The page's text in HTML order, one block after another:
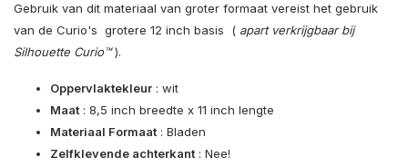
Gebruik van dit materiaal van groter formaat vereist het gebruik
van de Curio's grotere 12 inch basis ( apart verkrijgbaar bij
Silhouette Curio™).
Oppervlaktekleur : wit
Maat : 8,5 inch breedte x 11 inch lengte
Materiaal Formaat : Bladen
Zelfklevende achterkant : Nee!